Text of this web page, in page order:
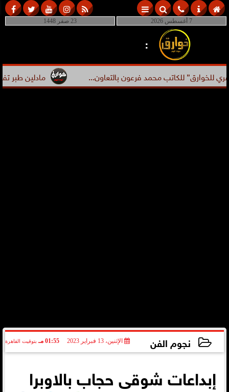
23 صفر 1448 7 أغسطس 2026
:
مادلين طبر تفضح للكاتب محمد فرعون بالتعاون...
نجوم الفن الإثنين، 13 فبراير 2023 01:55 مـ بتوقيت القاهرة
إبداعات شوقى حجاب بالاوبرا